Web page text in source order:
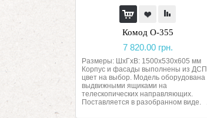
Комод О-355
7 820.00 грн.
Размеры: ШхГхВ: 1500х530х605 мм
Корпус и фасады выполнены из ДСП,
цвет на выбор. Модель оборудована
выдвижными ящиками на
телескопических направляющих.
Поставляется в разобранном виде. ..